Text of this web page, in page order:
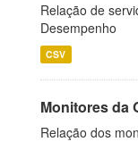
Relação de
Desempenho
CSV
Monitores da
Relação dos